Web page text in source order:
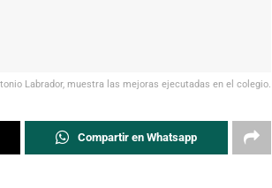
Labrador, muestra las mejoras ejecutadas en el colegio.
Compartir en Whatsapp